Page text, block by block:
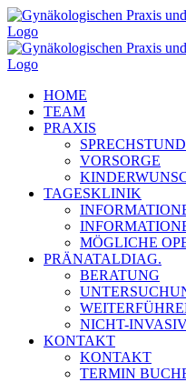
Zum
Inhalt
springen
HOME
TEAM
PRAXIS
VORSORGE
TAGESKLINIK
MÖGLICHE
PRÄNATALDIAG.
BERATUNG
NICHT-
KONTAKT
KONTAKT
TERMIN